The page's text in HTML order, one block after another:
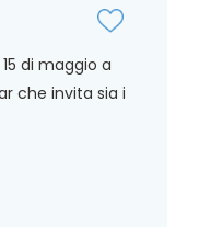
di maggio a
che invita sia i